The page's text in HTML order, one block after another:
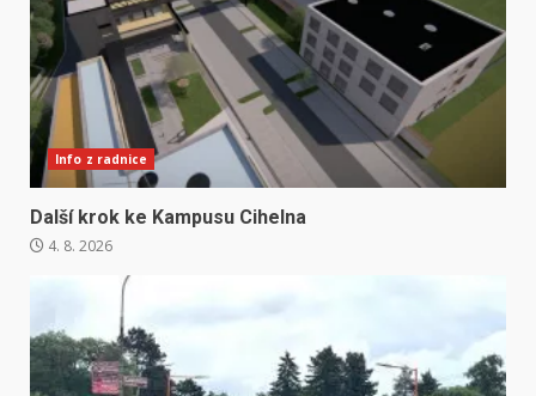
Info z radnice
Další krok ke Kampusu Cihelna
4. 8. 2026